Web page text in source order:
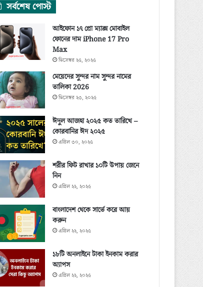
সর্বশেষ পোস্ট
আইফোন ১৭ প্রো ম্যাক্স মোবাইল
ফোনের দাম iPhone 17 Pro
Max
ডিসেম্বর ২৫, ২০২৫
মেয়েদের সুন্দর নাম সুন্দর নামের
তালিকা 2026
ডিসেম্বর ২৩, ২০২৫
ঈদুল আজহা ২০২৫ কত তারিখে –
কোরবানির ঈদ ২০২৫
এপ্রিল ৩০, ২০২৫
শরীর ফিট রাখার ১০টি উপায় জেনে
নিন
এপ্রিল ২২, ২০২৫
বাংলাদেশ থেকে সার্ভে করে আয়
করুন
এপ্রিল ২২, ২০২৫
১৮টি অনলাইনে টাকা ইনকাম করার
অ্যাপস
এপ্রিল ২২, ২০২৫